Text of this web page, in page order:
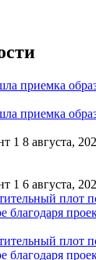
приемка
приемка
1 8 августа,
1 6 августа,
плот
благодаря
плот
благодаря